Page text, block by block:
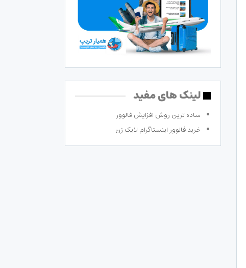
لینک های مفید
ساده ترین روش افزایش فالوور
خرید فالوور اینستاگرام لایک زن